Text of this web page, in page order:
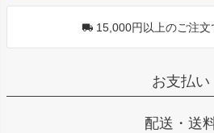
15,000円以上のご注文
お支払い
配送・送